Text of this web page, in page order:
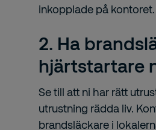
inkopplade på kontoret.
2. Ha
hjärtstartare
Se till att ni har rätt
utrustning rädda liv.
brandsläckare i